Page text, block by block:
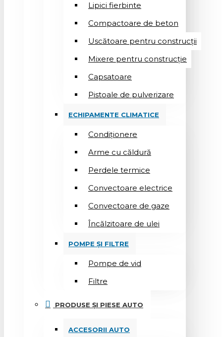
Lipici fierbinte
Compactoare de beton
Uscătoare pentru construcții
Mixere pentru construcție
Capsatoare
Pistoale de pulverizare
ECHIPAMENTE CLIMATICE
Condiționere
Arme cu căldură
Perdele termice
Convectoare electrice
Convectoare de gaze
Încălzitoare de ulei
POMPE ȘI FILTRE
Pompe de vid
Filtre
PRODUSE ȘI PIESE AUTO
ACCESORII AUTO